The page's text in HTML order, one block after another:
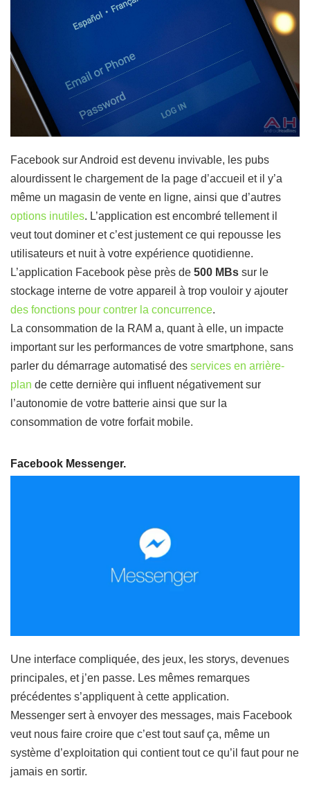
Facebook sur Android est devenu invivable, les pubs
alourdissent le chargement de la page d’accueil et il y’a
même un magasin de vente en ligne, ainsi que d’autres
options inutiles. L’application est encombré tellement il
veut tout dominer et c’est justement ce qui repousse les
utilisateurs et nuit à votre expérience quotidienne.
L’application Facebook pèse près de 500 MBs sur le
stockage interne de votre appareil à trop vouloir y ajouter
des fonctions pour contrer la concurrence.
La consommation de la RAM a, quant à elle, un impacte
important sur les performances de votre smartphone, sans
parler du démarrage automatisé des services en arrière-
plan de cette dernière qui influent négativement sur
l’autonomie de votre batterie ainsi que sur la
consommation de votre forfait mobile.
Facebook Messenger.
Une interface compliquée, des jeux, les storys, devenues
principales, et j’en passe. Les mêmes remarques
précédentes s’appliquent à cette application.
Messenger sert à envoyer des messages, mais Facebook
veut nous faire croire que c’est tout sauf ça, même un
système d’exploitation qui contient tout ce qu’il faut pour ne
jamais en sortir.